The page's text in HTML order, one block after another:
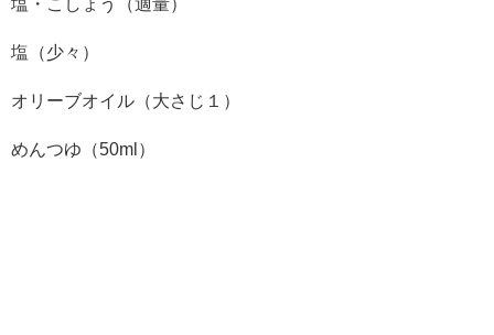
塩（少々）
オリーブオイル（大さじ１）
めんつゆ（50ml）